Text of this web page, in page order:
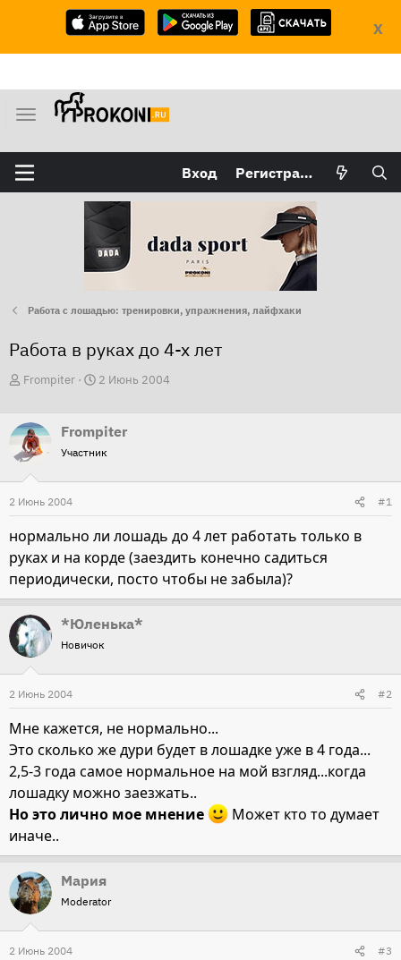
X
М
н
ю
Вход Регистрация
Работа с лошадью: тренировки, упражнения, лайфхаки
Работа в руках до 4-х лет
А
т
о
р
т
е
Frompiter
Д
а
а
2 Июнь 2004
Frompiter
Участник
2 Июнь 2004 #1
нормально ли лошадь до 4 лет работать только в
руках и на корде (заездить конечно садиться
периодически, посто чтобы не забыла)?
*Юленька*
Новичок
2 Июнь 2004 #2
Мне кажется, не нормально...
Это сколько же дури будет в лошадке уже в 4 года...
2,5-3 года самое нормальное на мой взгляд...когда
лошадку можно заезжать..
Но это лично мое мнение
Может кто то думает
иначе..
Мария
Moderator
2 Июнь 2004 #3